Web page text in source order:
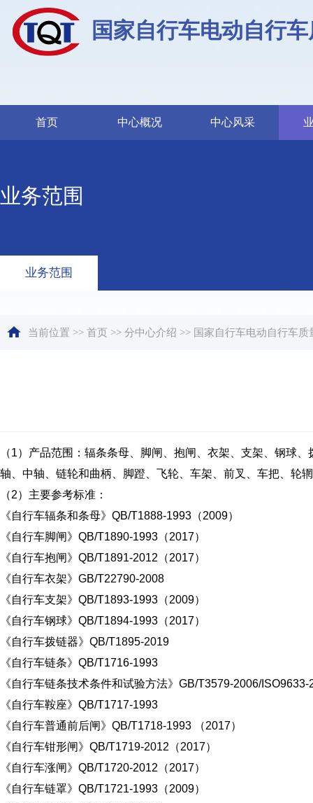
国家自行车电动自行
首页 中心概况 中心风采
业务范围
业务范围
当前位置 >> 首页 >> 分中心介绍 >> 国家自行车电动自行车质
（1）产品范围：辐条条母、脚闸、抱闸、衣架、支架、钢球
轴、中轴、链轮和曲柄、脚蹬、飞轮、车架、前叉、车把、轮
（2）主要参考标准：
《自行车辐条和条母》QB/T1888-1993（2009）
《自行车脚闸》QB/T1890-1993（2017）
《自行车抱闸》QB/T1891-2012（2017）
《自行车衣架》GB/T22790-2008
《自行车支架》QB/T1893-1993（2009）
《自行车钢球》QB/T1894-1993（2017）
《自行车拨链器》QB/T1895-2019
《自行车链条》QB/T1716-1993
《自行车链条技术条件和试验方法》GB/T3579-2006/ISO9633-
《自行车鞍座》QB/T1717-1993
《自行车普通前后闸》QB/T1718-1993 （2017）
《自行车钳形闸》QB/T1719-2012（2017）
《自行车涨闸》QB/T1720-2012（2017）
《自行车链罩》QB/T1721-1993（2009）